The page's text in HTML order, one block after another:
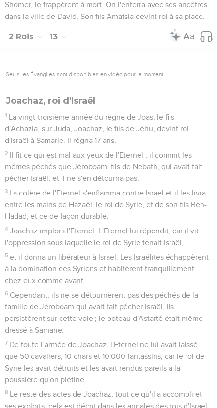
Shomer, le frappèrent à mort. On l'enterra avec ses ancêtres
dans la ville de David. Son fils Amatsia devint roi à sa place.
2 Rois 13
Seuls les Évangiles sont disponibles en vidéo pour le moment.
Joachaz, roi d'Israël
1 La vingt-troisième année du règne de Joas, le fils
d'Achazia, sur Juda, Joachaz, le fils de Jéhu, devint roi
d'Israël à Samarie. Il régna 17 ans.
2 Il fit ce qui est mal aux yeux de l'Eternel ; il commit les
mêmes péchés que Jéroboam, fils de Nebath, qui avait fait
pécher Israël, et il ne s'en détourna pas.
3 La colère de l'Eternel s'enflamma contre Israël et il les livra
entre les mains de Hazaël, le roi de Syrie, et de son fils Ben-
Hadad, et ce de façon durable.
4 Joachaz implora l'Eternel. L'Eternel lui répondit, car il vit
l'oppression sous laquelle le roi de Syrie tenait Israël,
5 et il donna un libérateur à Israël. Les Israélites échappèrent
à la domination des Syriens et habitèrent tranquillement
chez eux comme avant.
6 Cependant, ils ne se détournèrent pas des péchés de la
famille de Jéroboam qui avait fait pécher Israël, ils
persistèrent sur cette voie ; le poteau d'Astarté était même
dressé à Samarie.
7 De toute l’armée de Joachaz, l'Eternel ne lui avait laissé
que 50 cavaliers, 10 chars et 10'000 fantassins, car le roi de
Syrie les avait détruits et les avait rendus pareils à la
poussière qu'on piétine.
8 Le reste des actes de Joachaz, tout ce qu'il a accompli et
ses exploits, cela est décrit dans les annales des rois d'Israël.